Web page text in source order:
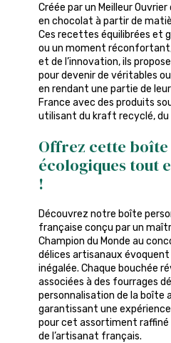
Créée par un Meilleur
en chocolat à partir de
Ces recettes équilibrées et
ou un moment
et de l’innovation, ils
pour devenir de véritables
en rendant une partie de
France avec des produits
utilisant du kraft recyclé, du
Offrez cette boîte
écologiques tout
!
Découvrez notre boîte
française conçu par un
Champion du Monde au
délices artisanaux
inégalée. Chaque bouchée
associées à des fourrages
personnalisation de la boîte
garantissant une
pour cet assortiment raffiné
de l’artisanat français.